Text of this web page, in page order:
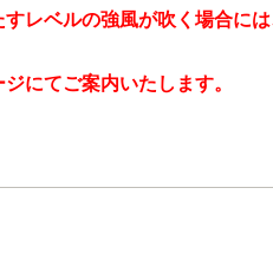
レベルの強風が吹く場合に
にてご案内いたします。